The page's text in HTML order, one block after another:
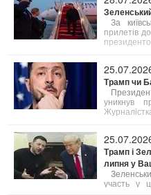
його
цього
Дональд
За
прилетів
Трамп чи
уникнув
Трамп і
липня у
участь у